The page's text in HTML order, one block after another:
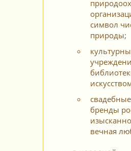
символ
природы;
бренды
вечная